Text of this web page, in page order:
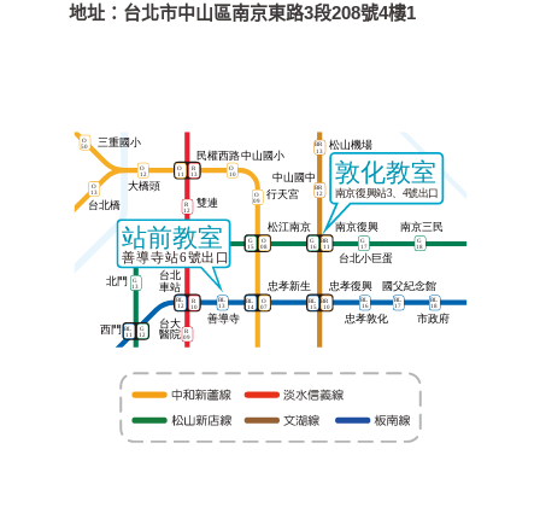
地址： 台北市中山區南京東路3段208號4樓1